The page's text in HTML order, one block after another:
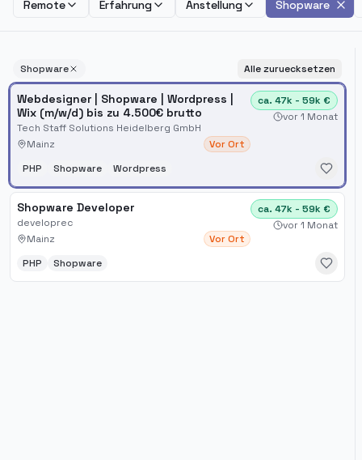
Remote Erfahrung Anstellung Shopware
Shopware Alle zuruecksetzen
Webdesigner | Shopware | Wordpress |
Wix (m/w/d) bis zu 4.500€ brutto
Tech Staff Solutions Heidelberg GmbH
Mainz
Vor Ort
ca. 47k - 59k €
vor 1 Monat
PHP Shopware Wordpress
Shopware Developer
developrec
Mainz
Vor Ort
ca. 47k - 59k €
vor 1 Monat
PHP Shopware